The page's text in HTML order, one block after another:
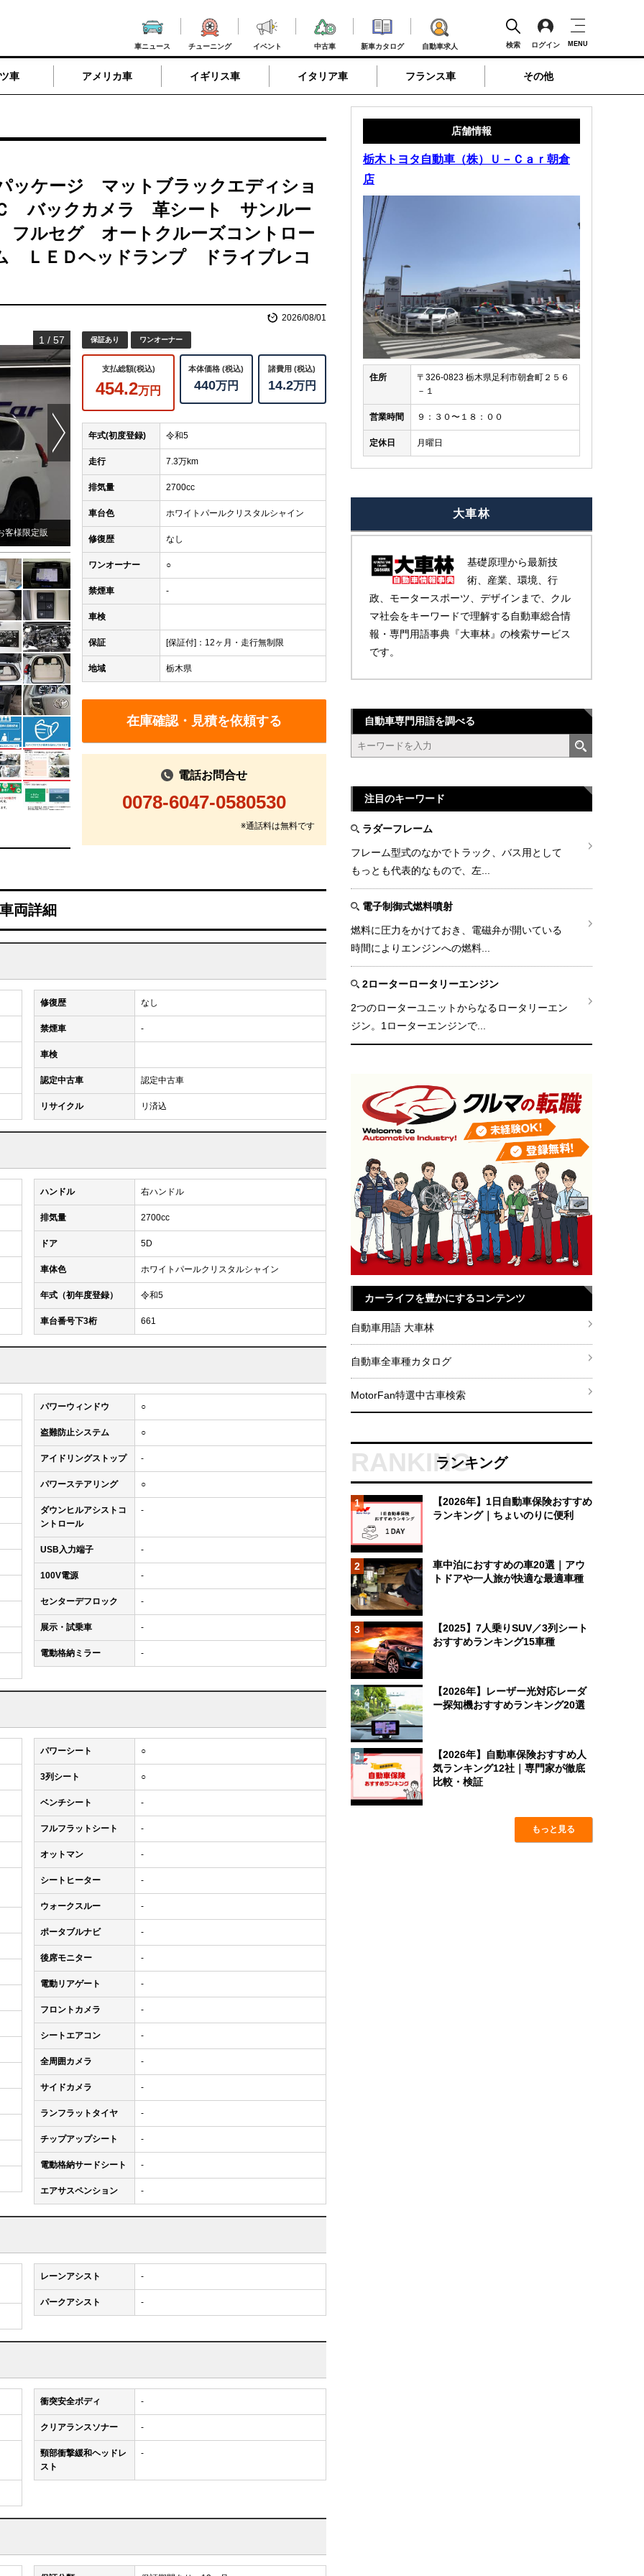
車ニュース チューニング イベント 中古車 新車カタログ 自動車求人 検索 ログイン MENU
車 アメリカ車 イギリス車 イタリア車 フランス車 その他
ッケージ マットブラックエディショ
バックカメラ 革シート サンルー
ルセグ オートクルーズコントロー
ＬＥＤヘッドランプ ドライブレコ
2026/08/01
客様限定販
Next
1 / 57 保証あり ワンオーナー
支払総額(税込)
454.2万円
本体価格 (税込)
440万円
諸費用 (税込)
14.2万円
年式(初度登録) 令和5
走行 7.3万km
排気量 2700cc
車台色 ホワイトパールクリスタルシャイン
修復歴 なし
ワンオーナー ○
禁煙車 -
車検
保証 [保証付]：12ヶ月・走行無制限
地域 栃木県
在庫確認・見積を依頼する
電話お問合せ
0078-6047-0580530
※通話料は無料です
車両詳細
修復歴 なし
禁煙車 -
車検
認定中古車 認定中古車
リサイクル リ済込
ハンドル 右ハンドル
排気量 2700cc
ドア 5D
車体色 ホワイトパールクリスタルシャイン
年式（初年度登録） 令和5
車台番号下3桁 661
パワーウィンドウ ○
盗難防止システム ○
アイドリングストップ -
パワーステアリング ○
ダウンヒルアシストコ
ントロール
-
USB入力端子 -
100V電源 -
センターデフロック -
展示・試乗車 -
電動格納ミラー -
パワーシート ○
3列シート ○
ベンチシート -
フルフラットシート -
オットマン -
シートヒーター -
ウォークスルー -
ポータブルナビ -
後席モニター -
電動リアゲート -
フロントカメラ -
シートエアコン -
全周囲カメラ -
サイドカメラ -
ランフラットタイヤ -
チップアップシート -
電動格納サードシート -
エアサスペンション -
レーンアシスト -
パークアシスト -
衝突安全ボディ -
クリアランスソナー -
頸部衝撃緩和ヘッドレ
スト
-
店舗情報
栃木トヨタ自動車（株）Ｕ－Ｃａｒ朝倉
店
住所
〒326-0823 栃木県足利市朝倉町２５６
－１
営業時間 ９：３０〜１８：００
定休日 月曜日
大車林
基礎原理から最新技
術、産業、環境、行
政、モータースポーツ、デザインまで、クル
マ社会をキーワードで理解する自動車総合情
報・専門用語事典『大車林』の検索サービス
です。
自動車専門用語を調べる
注目のキーワード
ラダーフレーム
フレーム型式のなかでトラック、バス用として
もっとも代表的なもので、左...
電子制御式燃料噴射
燃料に圧力をかけておき、電磁弁が開いている
時間によりエンジンへの燃料...
2ローターロータリーエンジン
2つのローターユニットからなるロータリーエン
ジン。1ローターエンジンで...
カーライフを豊かにするコンテンツ
自動車用語 大車林
自動車全車種カタログ
MotorFan特選中古車検索
ランキング
1
【2026年】1日自動車保険おすすめ
ランキング｜ちょいのりに便利
2
車中泊におすすめの車20選｜アウ
トドアや一人旅が快適な最適車種
3
【2025】7人乗りSUV／3列シート
おすすめランキング15車種
4
【2026年】レーザー光対応レーダ
ー探知機おすすめランキング20選
5
【2026年】自動車保険おすすめ人
気ランキング12社｜専門家が徹底
比較・検証
もっと見る